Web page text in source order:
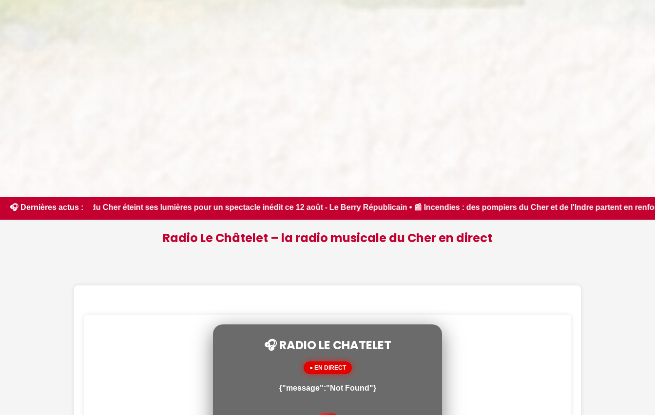
🎧 Dernières actus :
un spectacle inédit ce 12 août - Le Berry Républicain • 📰 Incendies : des pompiers du Cher et de l'Indre partent en renfort feux de forêt dans l'Aude - ici.fr • 📰 Saint-
Radio Le Châtelet – la radio musicale du Cher en direct
🎧 RADIO LE CHATELET
● EN DIRECT
{"message":"Not Found"}